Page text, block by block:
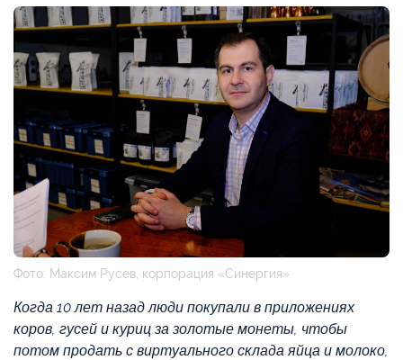
Фото: Максим Русев, корпорация «Синергия»
Когда 10 лет назад люди покупали в приложениях
коров, гусей и куриц за золотые монеты, чтобы
потом продать с виртуального склада яйца и молоко,